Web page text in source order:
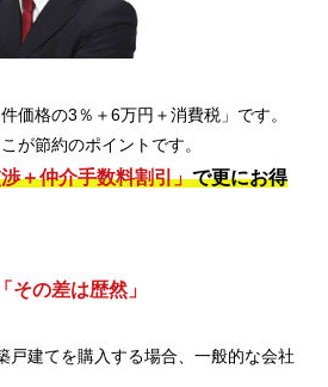
価格の3％＋6万円＋消費税」です。
が節約のポイントです。
＋仲介手数料割引」で更にお得
その差は歴然」
戸建てを購入する場合、一般的な会社